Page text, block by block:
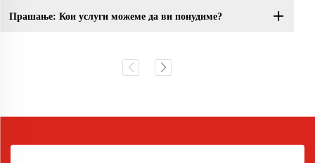
Прашање: Кои услуги можеме да ви понудиме?